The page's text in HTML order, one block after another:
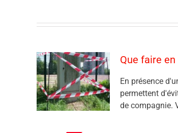
Que faire
En présence
permettent
de compagnie.